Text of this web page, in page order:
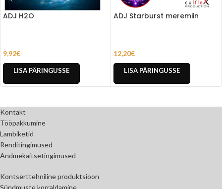
ADJ H2O
9,92€
LISA PÄRINGUSSE
ADJ Starburst meremiin
12,20€
LISA PÄRINGUSSE
Kontakt
Tööpakkumine
Lambiketid
Renditingimused
Andmekaitsetingimused
Kontserttehniline produktsioon
Sündmuste korraldamine